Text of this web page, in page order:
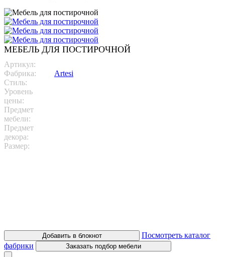
МЕБЕЛЬ ДЛЯ ПОСТИРОЧНОЙ
Артикул:
Фабрика:
Artesi
Стиль:
Уровень
цены:
Предмет
мебели:
Предмет
декора:
Размер:
Добавить в блокнот
Посмотреть каталог
фабрики
Заказать подбор мебели